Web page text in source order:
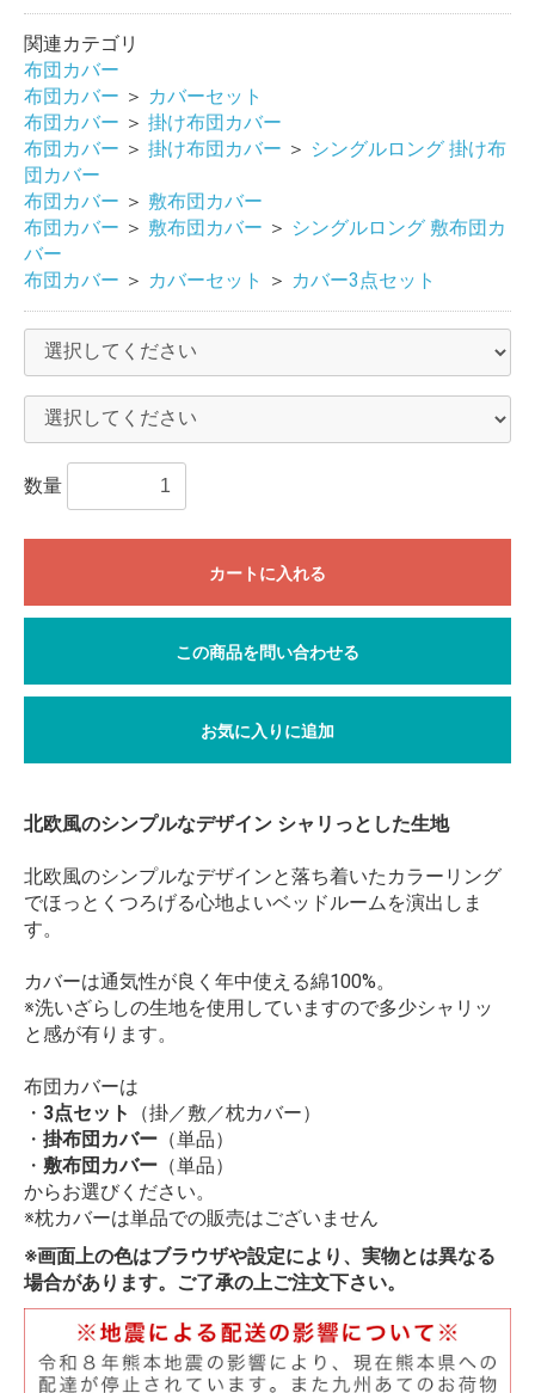
関連カテゴリ
布団カバー
布団カバー ＞ カバーセット
布団カバー ＞ 掛け布団カバー
布団カバー ＞ 掛け布団カバー ＞ シングルロング 掛け布
団カバー
布団カバー ＞ 敷布団カバー
布団カバー ＞ 敷布団カバー ＞ シングルロング 敷布団カ
バー
布団カバー ＞ カバーセット ＞ カバー3点セット
数量
カートに入れる
この商品を問い合わせる
お気に入りに追加
北欧風のシンプルなデザイン シャリっとした生地
北欧風のシンプルなデザインと落ち着いたカラーリング
でほっとくつろげる心地よいベッドルームを演出しま
す。
カバーは通気性が良く年中使える綿100%。
※洗いざらしの生地を使用していますので多少シャリッ
と感が有ります。
布団カバーは
・ 3点セット
（掛／敷／枕カバー）
・ 掛布団カバー （単品）
・ 敷布団カバー （単品）
からお選びください。
※枕カバーは単品での販売はございません
※画面上の色はブラウザや設定により、実物とは異なる
場合があります。ご了承の上ご注文下さい。